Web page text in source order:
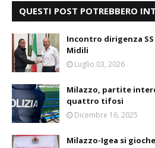
QUESTI POST POTREBBERO
Incontro dirigenza
Midili
Luglio 03, 2026
Milazzo, partite
quattro tifosi
Dicembre 16, 2025
Milazzo-Igea si